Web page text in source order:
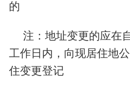
的
注：地址变更的应在
工作日内，向现居住地
住变更登记